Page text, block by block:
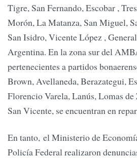
Tigre, San Fernando, Escobar ,
Morón, La Matanza, San Miguel,
San Isidro, Vicente López ,
Argentina. En la zona sur del
pertenecientes a partidos
Brown, Avellaneda, Berazategui,
Florencio Varela, Lanús, Lomas
San Vicente, se encuentran en
En tanto, el Ministerio de
Policía Federal realizaron